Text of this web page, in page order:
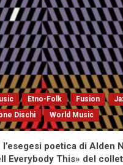
Etno-Folk Fusion
Dischi World Music
l’esegesi poetica di Alden
Everybody This» del